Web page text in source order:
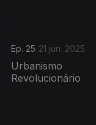
Ep. 25 21 jun. 2025
Urbanismo
Revolucionário